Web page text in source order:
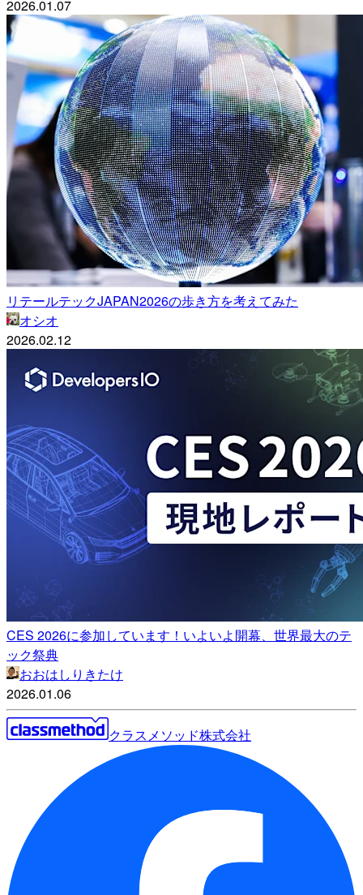
2026.01.07
リテールテックJAPAN2026の歩き方を考えてみた
オシオ
2026.02.12
CES 2026に参加しています！いよいよ開幕、世界最大のテ
ック祭典
おおはしりきたけ
2026.01.06
クラスメソッド株式会社